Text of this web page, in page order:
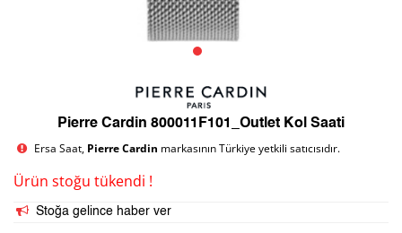
Pierre Cardin 800011F101_Outlet Kol Saati
Ersa Saat, Pierre Cardin markasının Türkiye yetkili satıcısıdır.
Ürün stoğu tükendi !
Stoğa gelince haber ver